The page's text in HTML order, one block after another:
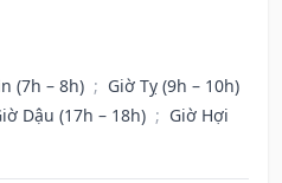
(7h – 8h) ; Giờ Tỵ (9h – 10h)
Dậu (17h – 18h) ; Giờ Hợi